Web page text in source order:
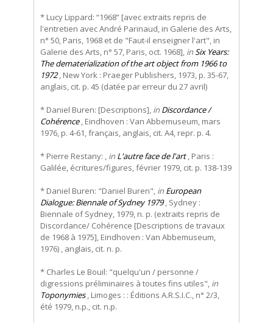
* Lucy Lippard: “1968” [avec extraits repris de
l'entretien avec André Parinaud, in Galerie des Arts,
n° 50, Paris, 1968 et de "Faut-il enseigner l'art", in
Galerie des Arts, n° 57, Paris, oct. 1968], inSix Years:
The dematerialization of the art object from 1966 to
1972, New York : Praeger Publishers, 1973, p. 35-67,
anglais, cit. p. 45 (datée par erreur du 27 avril)
* Daniel Buren: [Descriptions], in Discordance /
Cohérence, Eindhoven : Van Abbemuseum, mars
1976, p. 4-61, français, anglais, cit. A4, repr. p. 4.
* Pierre Restany: , in L'autre face de l'art, Paris :
Galilée, écritures/figures, février 1979, cit. p. 138-139
* Daniel Buren: "Daniel Buren", in European
Dialogue: Biennale of Sydney 1979, Sydney :
Biennale of Sydney, 1979, n. p. (extraits repris de
Discordance/ Cohérence [Descriptions de travaux
de 1968 à 1975], Eindhoven : Van Abbemuseum,
1976) , anglais, cit. n. p.
* Charles Le Bouil: "quelqu'un / personne /
digressions préliminaires à toutes fins utiles", in
Toponymies, Limoges : : Éditions A.R.S.I.C., n° 2/3,
été 1979, n.p., cit. n.p.